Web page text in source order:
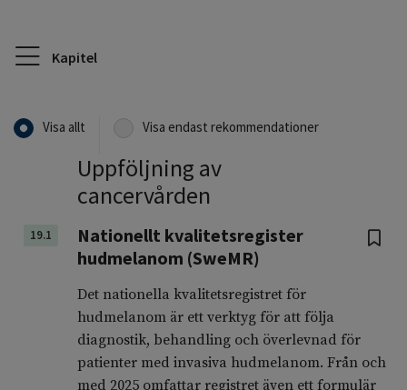
Kapitel
Visa allt Visa endast rekommendationer
Uppföljning av
cancervården
19.1
Nationellt kvalitetsregister
hudmelanom (SweMR)
Det nationella kvalitetsregistret för
hudmelanom är ett verktyg för att följa
diagnostik, behandling och överlevnad för
patienter med invasiva hudmelanom. Från och
med 2025 omfattar registret även ett formulär